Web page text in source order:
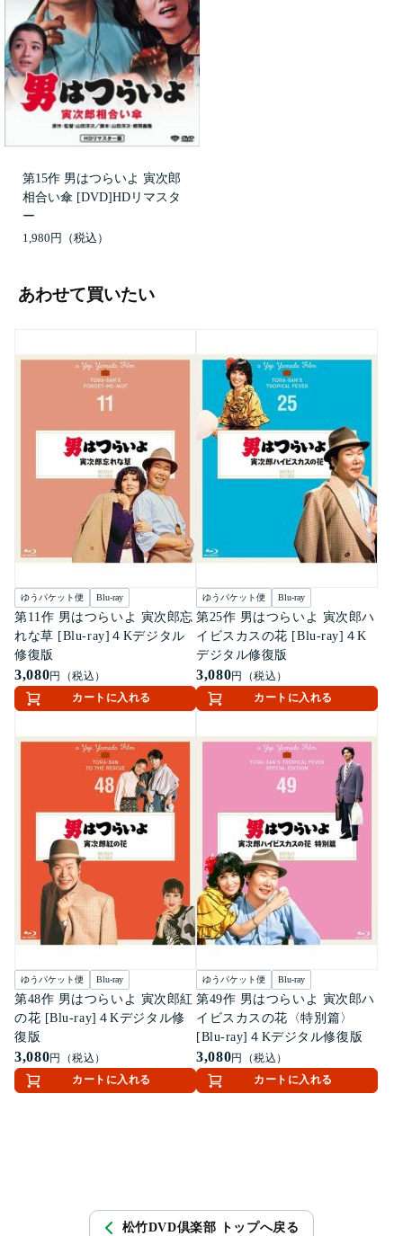
第15作 男はつらいよ 寅次郎
相合い傘 [DVD]HDリマスタ
ー
1,980円
あわせて買いたい
ゆうパケット便 Blu-ray
第11作 男はつらいよ 寅次郎忘
れな草 [Blu-ray]４Kデジタル
修復版
3,080円（税込）
カートに入れる
ゆうパケット便 Blu-ray
第25作 男はつらいよ 寅次郎ハ
イビスカスの花 [Blu-ray]４K
デジタル修復版
3,080円（税込）
カートに入れる
ゆうパケット便 Blu-ray
第48作 男はつらいよ 寅次郎紅
の花 [Blu-ray]４Kデジタル修
復版
3,080円（税込）
カートに入れる
ゆうパケット便 Blu-ray
第49作 男はつらいよ 寅次郎ハ
イビスカスの花〈特別篇〉
[Blu-ray]４Kデジタル修復版
3,080円（税込）
カートに入れる
松竹DVD倶楽部 トップへ戻る